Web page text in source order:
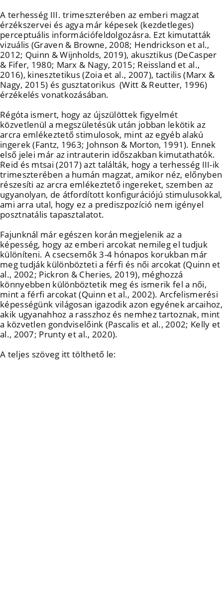
A terhesség III. trimeszterében az emberi magzat
érzékszervei és agya már képesek (kezdetleges)
perceptuális információfeldolgozásra. Ezt kimutatták
vizuális (Graven & Browne, 2008; Hendrickson et al.,
2012; Quinn & Wijnholds, 2019), akusztikus (DeCasper
& Fifer, 1980; Marx & Nagy, 2015; Reissland et al.,
2016), kinesztetikus (Zoia et al., 2007), tactilis (Marx &
Nagy, 2015) és gusztatorikus (Witt & Reutter, 1996)
érzékelés vonatkozásában.
Régóta ismert, hogy az újszülöttek figyelmét
közvetlenül a megszületésük után jobban lekötik az
arcra emlékeztető stimulosok, mint az egyéb alakú
ingerek (Fantz, 1963; Johnson & Morton, 1991). Ennek
első jelei már az intrauterin időszakban kimutathatók.
Reid és mtsai (2017) azt találták, hogy a terhesség III-ik
trimeszterében a humán magzat, amikor néz, előnyben
részesíti az arcra emlékeztető ingereket, szemben az
ugyanolyan, de átfordított konfigurációjú stimulusokkal,
ami arra utal, hogy ez a prediszpozíció nem igényel
posztnatális tapasztalatot.
Fajunknál már egészen korán megjelenik az a
képesség, hogy az emberi arcokat nemileg el tudjuk
különíteni. A csecsemők 3-4 hónapos korukban már
meg tudják különbözteti a férfi és női arcokat (Quinn et
al., 2002; Pickron & Cheries, 2019), méghozzá
könnyebben különböztetik meg és ismerik fel a női,
mint a férfi arcokat (Quinn et al., 2002). Arcfelismerési
képességünk világosan igazodik azon egyének arcaihoz,
akik ugyanahhoz a rasszhoz és nemhez tartoznak, mint
a közvetlen gondviselőink (Pascalis et al., 2002; Kelly et
al., 2007; Prunty et al., 2020).
A teljes szöveg itt tölthető le: